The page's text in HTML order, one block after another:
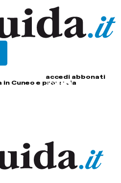
accedi abbonati
Cuneo e provincia